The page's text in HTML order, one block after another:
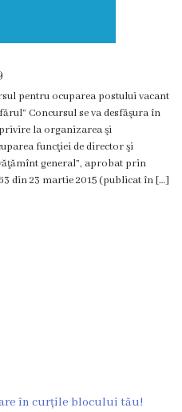
pentru ocuparea postului vacant
Concursul se va desfăşura în
la organizarea şi
funcţiei de director şi
general”, aprobat prin
din 23 martie 2015 (publicat în […]
în curțile blocului tău!